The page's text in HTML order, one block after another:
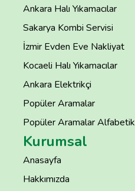
Ankara Halı Yıkamacılar
Sakarya Kombi Servisi
İzmir Evden Eve Nakliyat
Kocaeli Halı Yıkamacılar
Ankara Elektrikçi
Popüler Aramalar
Popüler Aramalar Alfabetik
Kurumsal
Anasayfa
Hakkımızda